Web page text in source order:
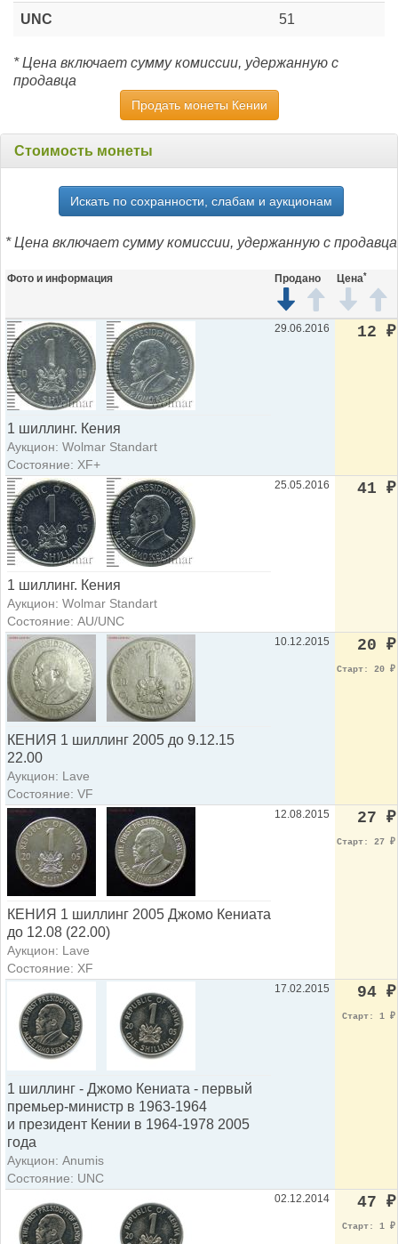
UNC 51
* Цена включает сумму комиссии, удержанную с
продавца
Продать монеты Кении
Стоимость монеты
Искать по сохранности, слабам и аукционам
* Цена включает сумму комиссии, удержанную с продавца
Фото и информация Продано Цена*
1 шиллинг. Кения
Аукцион: Wolmar Standart
Состояние: XF+
29.06.2016 12 ₽
1 шиллинг. Кения
Аукцион: Wolmar Standart
Состояние: AU/UNC
25.05.2016 41 ₽
КЕНИЯ 1 шиллинг 2005 до 9.12.15
22.00
Аукцион: Lave
Состояние: VF
10.12.2015 20 ₽
Старт: 20 ₽
КЕНИЯ 1 шиллинг 2005 Джомо Кениата
до 12.08 (22.00)
Аукцион: Lave
Состояние: XF
12.08.2015 27 ₽
Старт: 27 ₽
1 шиллинг - Джомо Кениата - первый
премьер-министр в 1963-1964
и президент Кении в 1964-1978 2005
года
Аукцион: Anumis
Состояние: UNC
17.02.2015 94 ₽
Старт: 1 ₽
02.12.2014 47 ₽
Старт: 1 ₽